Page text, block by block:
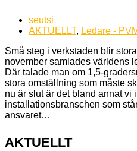
seutsi
AKTUELLT, Ledare -
Små steg i verkstaden blir
november samlades världens
Där talade man om 1,5-
stora omställning som måste
nu är slut är det bland annat vi
installationsbranschen som
ansvaret…
AKTUELLT